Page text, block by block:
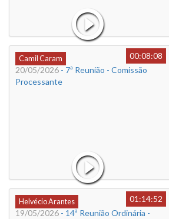
Camil Caram
00:08:08
20/05/2026 - 7ª Reunião - Comissão
Processante
Helvécio Arantes
01:14:52
19/05/2026 - 14ª Reunião Ordinária -